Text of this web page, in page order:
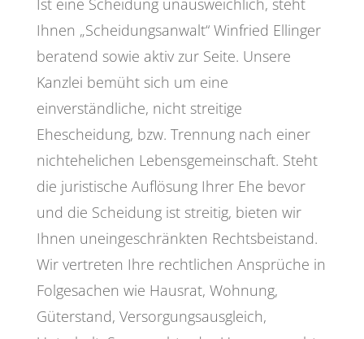
Ist eine Scheidung unausweichlich, steht
Ihnen „Scheidungsanwalt“ Winfried Ellinger
beratend sowie aktiv zur Seite. Unsere
Kanzlei bemüht sich um eine
einverständliche, nicht streitige
Ehescheidung, bzw. Trennung nach einer
nichtehelichen Lebensgemeinschaft. Steht
die juristische Auflösung Ihrer Ehe bevor
und die Scheidung ist streitig, bieten wir
Ihnen uneingeschränkten Rechtsbeistand.
Wir vertreten Ihre rechtlichen Ansprüche in
Folgesachen wie Hausrat, Wohnung,
Güterstand, Versorgungsausgleich,